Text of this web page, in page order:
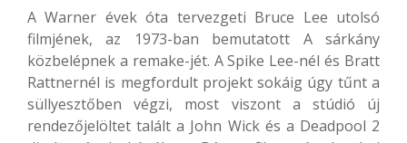
A Warner évek óta tervezgeti Bruce Lee utolsó
filmjének, az 1973-ban bemutatott A sárkány
közbelépnek a remake-jét. A Spike Lee-nél és Bratt
Rattnernél is megfordult projekt sokáig úgy tűnt a
süllyesztőben végzi, most viszont a stúdió új
rendezőjelöltet talált a John Wick és a Deadpool 2